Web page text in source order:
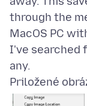
through the
MacOS PC
I've searched
Priložené